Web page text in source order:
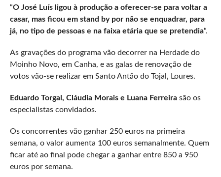
“O José Luís ligou à produção a oferecer-se para voltar a
casar, mas ficou em stand by por não se enquadrar, para
já, no tipo de pessoas e na faixa etária que se pretendia“.
As gravações do programa vão decorrer na Herdade do
Moinho Novo, em Canha, e as galas de renovação de
votos vão-se realizar em Santo Antão do Tojal, Loures.
Eduardo Torgal, Cláudia Morais e Luana Ferreirasão os
especialistas convidados.
Os concorrentes vão ganhar 250 euros na primeira
semana, o valor aumenta 100 euros semanalmente. Quem
ficar até ao final pode chegar a ganhar entre 850 a 950
euros por semana.